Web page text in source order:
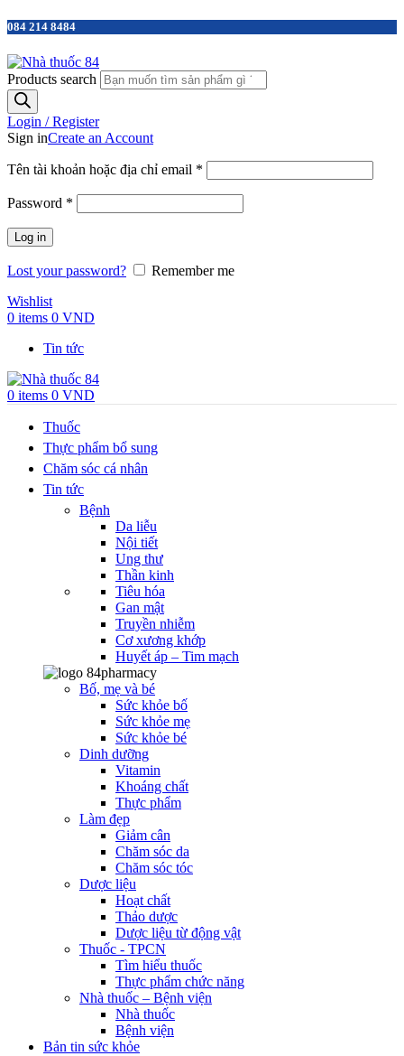
084 214 8484
Products search
Login / Register
Sign inCreate an Account
Tên tài khoản hoặc địa chỉ email *
Password *
Log in
Lost your password?
Remember me
Wishlist
0 items 0 VND
Tin tức
0 items 0 VND
Thuốc
Thực phẩm bổ sung
Chăm sóc cá nhân
Tin tức
Bệnh
Da liễu
Nội tiết
Ung thư
Thần kinh
Tiêu hóa
Gan mật
Truyền nhiễm
Cơ xương khớp
Huyết áp – Tim mạch
Bố, mẹ và bé
Sức khỏe bố
Sức khỏe mẹ
Sức khỏe bé
Dinh dưỡng
Vitamin
Khoáng chất
Thực phẩm
Làm đẹp
Giảm cân
Chăm sóc da
Chăm sóc tóc
Dược liệu
Hoạt chất
Thảo dược
Dược liệu từ động vật
Thuốc - TPCN
Tìm hiểu thuốc
Thực phẩm chức năng
Nhà thuốc – Bệnh viện
Nhà thuốc
Bệnh viện
Bản tin sức khỏe